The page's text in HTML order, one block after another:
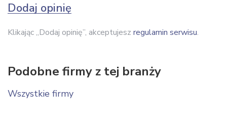
Dodaj opinię
Klikając „Dodaj opinię”, akceptujesz regulamin serwisu.
Podobne firmy z tej branży
Wszystkie firmy